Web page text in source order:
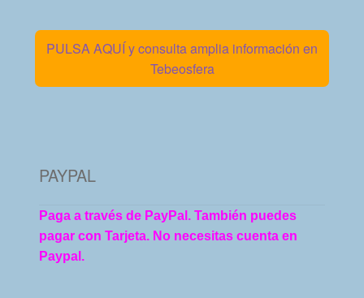
PULSA AQUÍ y consulta amplia información en
Tebeosfera
PAYPAL
Paga a través de PayPal. También puedes
pagar con Tarjeta. No necesitas cuenta en
Paypal.